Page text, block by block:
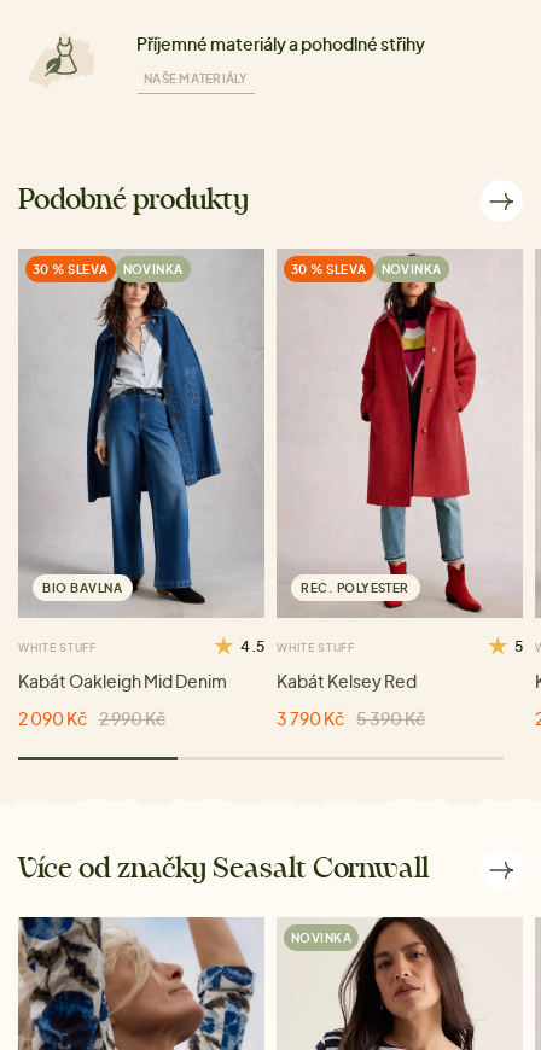
Příjemné materiály a pohodlné střihy
NAŠE MATERIÁLY
Podobné produkty
30 % SLEVA NOVINKA
BIO BAVLNA
WHITE STUFF 4.5
Kabát Oakleigh Mid Denim
2 090 Kč 2 990 Kč
30 % SLEVA NOVINKA
REC. POLYESTER
WHITE STUFF 5
Kabát Kelsey Red
3 790 Kč 5 390 Kč
Více od značky Seasalt Cornwall
NOVINKA